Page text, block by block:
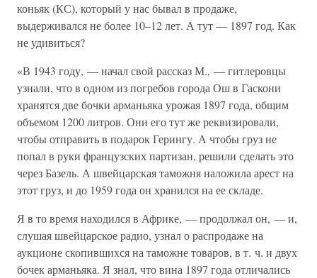
коньяк (КС), который у нас бывал в продаже,
выдерживался не более 10–12 лет. А тут — 1897 год. Как
не удивиться?
«В 1943 году, — начал свой рассказ М., — гитлеровцы
узнали, что в одном из погребов города Ош в Гаскони
хранятся две бочки арманьяка урожая 1897 года, общим
объемом 1200 литров. Они его тут же реквизировали,
чтобы отправить в подарок Герингу. А чтобы груз не
попал в руки французских партизан, решили сделать это
через Базель. А швейцарская таможня наложила арест на
этот груз, и до 1959 года он хранился на ее складе.
Я в то время находился в Африке, — продолжал он, — и,
слушая швейцарское радио, узнал о распродаже на
аукционе скопившихся на таможне товаров, в т. ч. и двух
бочек арманьяка. Я знал, что вина 1897 года отличались